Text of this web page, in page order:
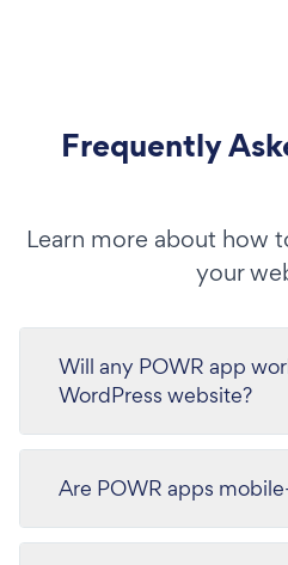
Frequently
Learn more about how
your
Will any POWR app
WordPress website?
Are POWR apps